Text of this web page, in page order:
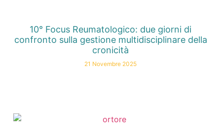
10° Focus Reumatologico: due giorni di
confronto sulla gestione multidisciplinare della
cronicità
21 Novembre 2025